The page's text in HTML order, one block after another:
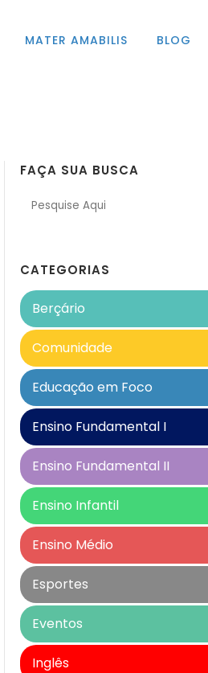
MATER AMABILIS BLOG
FAÇA SUA BUSCA
CATEGORIAS
Berçário
Comunidade
Educação em Foco
Ensino Fundamental I
Ensino Fundamental II
Ensino Infantil
Ensino Médio
Esportes
Eventos
Inglês